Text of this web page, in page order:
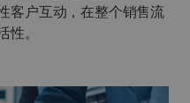
客户互动，在整个销售流
性。